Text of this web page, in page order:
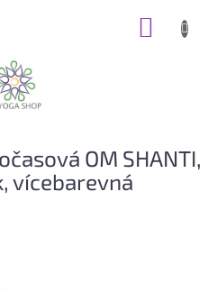
OM SHANTI,
vícebarevná